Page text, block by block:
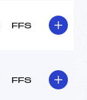
FFS
FFS